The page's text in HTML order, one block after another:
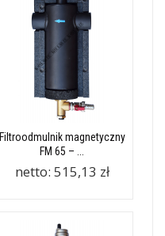
Filtroodmulnik magnetyczny
FM 65 – ...
netto: 515,13 zł